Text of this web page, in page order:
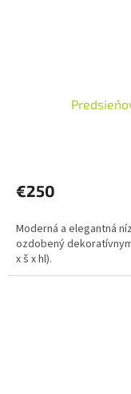
€250
Moderná a elegantná
ozdobený
x š x hl).